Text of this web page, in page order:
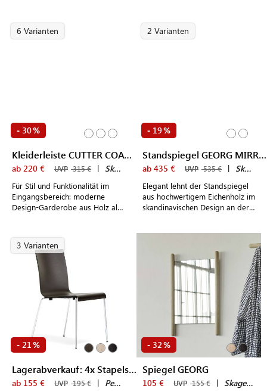
Esszimmer, Eingangsbereich
oder Schlafzimmer
6 Varianten
- 30%
Kleiderleiste CUTTER COAT RACK
ab 220 € UVP 315 € | Skagerak by Fritz Hansen
Für Stil und Funktionalität im
Eingangsbereich: moderne
Design-Garderobe aus Holz als
2 Varianten
- 19 %
Standspiegel GEORG MIRROR
ab 435 € UVP 535 € | Skagerak by Fritz Hansen
Elegant lehnt der Standspiegel
aus hochwertigem Eichenholz im
skandinavischen Design an der
3 Varianten
- 21 %
Lagerabverkauf: 4x Stapelstuhl KUADRA 1331
ab 155 € UVP 195 € | Pedrali
- 32 %
Spiegel GEORG
105 € UVP 155 € | Skagerak by Fritz Hansen